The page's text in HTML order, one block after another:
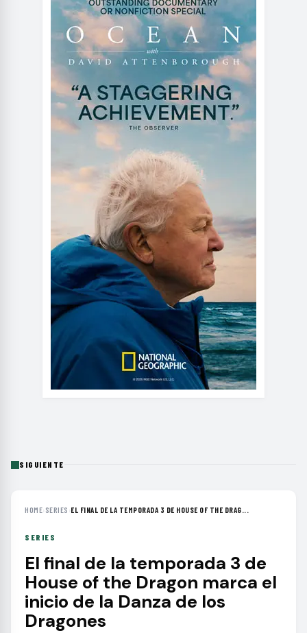
SIGUIENTE
HOME› SERIES ›EL FINAL DE LA TEMPORADA 3 DE HOUSE OF THE DRAG...
SERIES
El final de la temporada 3 de
House of the Dragon marca el
inicio de la Danza de los
Dragones